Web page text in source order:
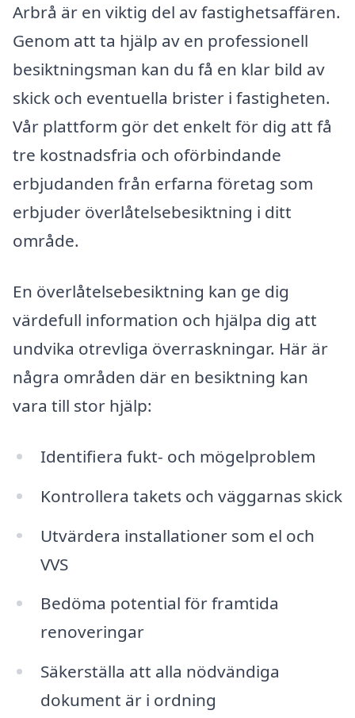
Arbrå är en viktig del av fastighetsaffären.
Genom att ta hjälp av en professionell
besiktningsman kan du få en klar bild av
skick och eventuella brister i fastigheten.
Vår plattform gör det enkelt för dig att få
tre kostnadsfria och oförbindande
erbjudanden från erfarna företag som
erbjuder överlåtelsebesiktning i ditt
område.
En överlåtelsebesiktning kan ge dig
värdefull information och hjälpa dig att
undvika otrevliga överraskningar. Här är
några områden där en besiktning kan
vara till stor hjälp:
Identifiera fukt- och mögelproblem
Kontrollera takets och väggarnas skick
Utvärdera installationer som el och
VVS
Bedöma potential för framtida
renoveringar
Säkerställa att alla nödvändiga
dokument är i ordning